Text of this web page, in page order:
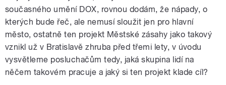
současného umění DOX, rovnou dodám, že nápady, o
kterých bude řeč, ale nemusí sloužit jen pro hlavní
město, ostatně ten projekt Městské zásahy jako takový
vznikl už v Bratislavě zhruba před třemi lety, v úvodu
vysvětleme posluchačům tedy, jaká skupina lidí na
něčem takovém pracuje a jaký si ten projekt klade cíl?